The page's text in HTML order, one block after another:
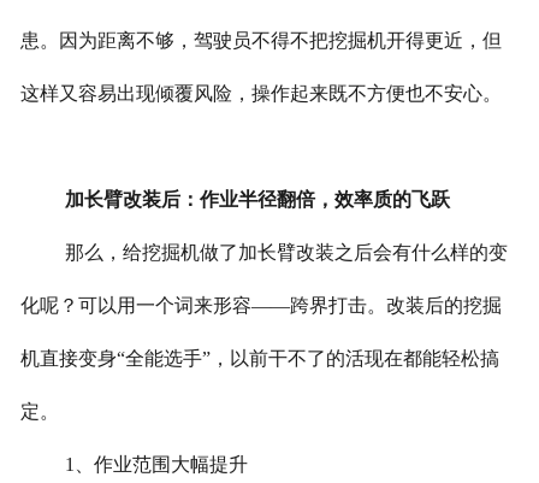
患。因为距离不够，驾驶员不得不把挖掘机开得更近，但
这样又容易出现倾覆风险，操作起来既不方便也不安心。
加长臂改装后：作业半径翻倍，效率质的飞跃
那么，给挖掘机做了加长臂改装之后会有什么样的变
化呢？可以用一个词来形容——跨界打击。改装后的挖掘
机直接变身“全能选手”，以前干不了的活现在都能轻松搞
定。
1、作业范围大幅提升